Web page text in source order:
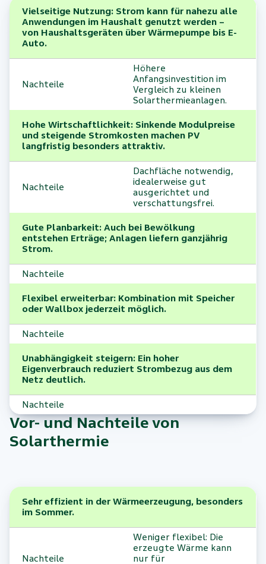
Vielseitige Nutzung: Strom kann für nahezu alle
Anwendungen im Haushalt genutzt werden –
von Haushaltsgeräten über Wärmepumpe bis E-
Auto.
Nachteile
Höhere
Anfangsinvestition im
Vergleich zu kleinen
Solarthermieanlagen.
Hohe Wirtschaftlichkeit: Sinkende Modulpreise
und steigende Stromkosten machen PV
langfristig besonders attraktiv.
Nachteile
Dachfläche notwendig,
idealerweise gut
ausgerichtet und
verschattungsfrei.
Gute Planbarkeit: Auch bei Bewölkung
entstehen Erträge; Anlagen liefern ganzjährig
Strom.
Nachteile
Flexibel erweiterbar: Kombination mit Speicher
oder Wallbox jederzeit möglich.
Nachteile
Unabhängigkeit steigern: Ein hoher
Eigenverbrauch reduziert Strombezug aus dem
Netz deutlich.
Nachteile
Vor- und Nachteile von
Solarthermie
Sehr effizient in der Wärmeerzeugung, besonders
im Sommer.
Nachteile
Weniger flexibel: Die
erzeugte Wärme kann
nur für